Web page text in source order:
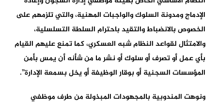
الإدماج ومدونة السلوك والواجبات المهنية، والتي تلزمهم على
الخصوص بالانضباط والتقيد باحترام السلطة التسلسلية،
والامتثال لقواعد النظام شبه العسكري، كما تمنع عليهم القيام
بأي عمل أو تصرف أو سلوك أو نشر ما من شأنه أن يمس بأمن
المؤسسات السجنية أو بوقار الوظيفة أو يخل بسمعة الإدارة”.
ونوهت المندوبية بالمجهودات المبذولة من طرف موظفي